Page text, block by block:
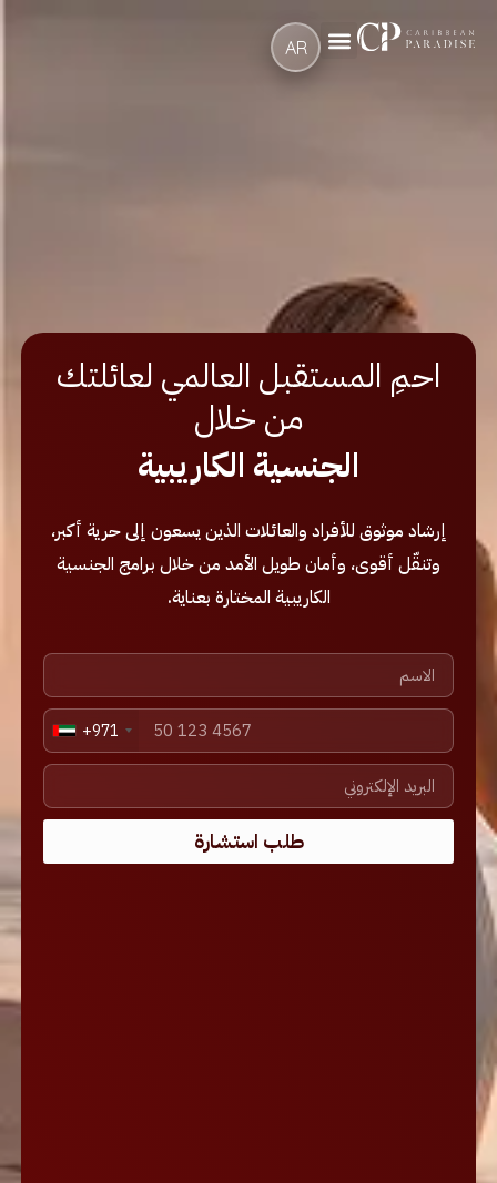
AR
احمِ المستقبل العالمي لعائلتك
من خلال
الجنسية الكاريبية
إرشاد موثوق للأفراد والعائلات الذين يسعون إلى حرية أكبر،
وتنقّل أقوى، وأمان طويل الأمد من خلال برامج الجنسية
الكاريبية المختارة بعناية.
+971
طلب استشارة